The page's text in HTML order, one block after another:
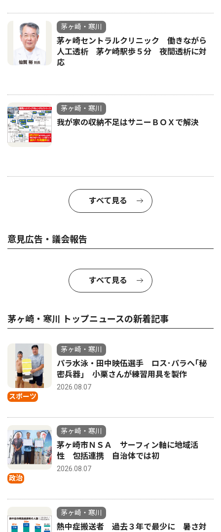
茅ヶ崎・寒川
茅ヶ崎セントラルクリニック 働きながら
人工透析 茅ケ崎駅歩５分 夜間透析に対
応
茅ヶ崎・寒川
我が家の収納不足はサニーＢＯＸで解決
すべて見る
意見広告・議会報告
すべて見る
茅ヶ崎・寒川 トップニュースの新着記事
スポーツ
茅ヶ崎・寒川
パラ水泳・田中映伍選手 ロス･パラへ｢秘
密兵器｣ 小栗さんが練習用具を製作
2026.08.07
政治
茅ヶ崎・寒川
茅ヶ崎市ＮＳＡ サーフィン軸に地域活
性 包括連携 自治体では初
2026.08.07
茅ヶ崎・寒川
熱中症搬送者 過去３年で最少に 暑さ対